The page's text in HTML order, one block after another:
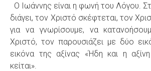
Ο Ιωάννης είναι η φωνή του Λόγου.
διάγει, τον Χριστό σκέφτεται, τον
για να γνωρίσουμε, να
Χριστό, τον παρουσιάζει με δύο
εικόνα της αξίνας «Ήδη και η
κείται».